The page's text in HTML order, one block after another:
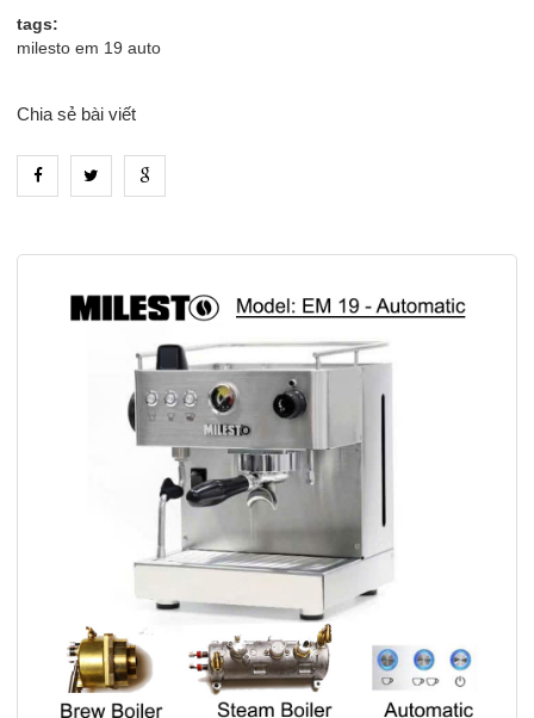
tags:
milesto em 19 auto
Chia sẻ bài viết